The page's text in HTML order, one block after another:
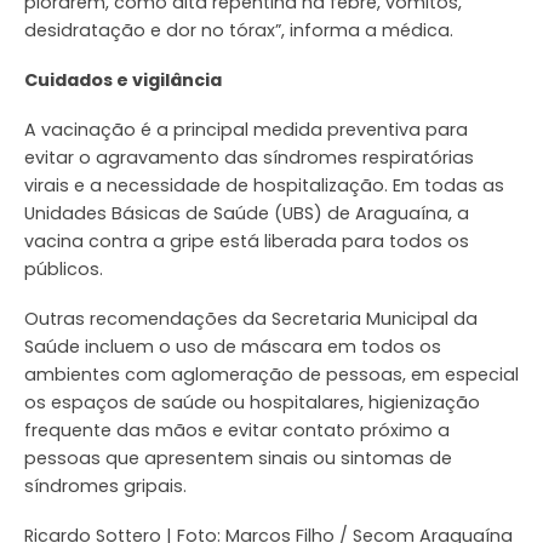
desidratação e dor no tórax”, informa a médica.
Cuidados e vigilância
A vacinação é a principal medida preventiva para
evitar o agravamento das síndromes respiratórias
virais e a necessidade de hospitalização. Em todas as
Unidades Básicas de Saúde (UBS) de Araguaína, a
vacina contra a gripe está liberada para todos os
públicos.
Outras recomendações da Secretaria Municipal da
Saúde incluem o uso de máscara em todos os
ambientes com aglomeração de pessoas, em especial
os espaços de saúde ou hospitalares, higienização
frequente das mãos e evitar contato próximo a
pessoas que apresentem sinais ou sintomas de
síndromes gripais.
Ricardo Sottero | Foto: Marcos Filho / Secom Araguaína